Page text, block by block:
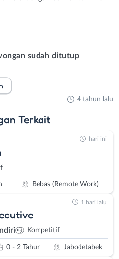
sudah ditutup
4 tahun lalu
Terkait
Bebas (Remote Work)
hari ini
Kompetitif
0 - 2 Tahun Jabodetabek
1 hari lalu